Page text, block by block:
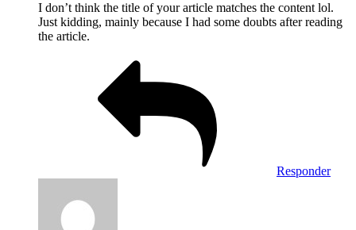
I don’t think the title of your article matches the content lol.
Just kidding, mainly because I had some doubts after reading
the article.
Responder